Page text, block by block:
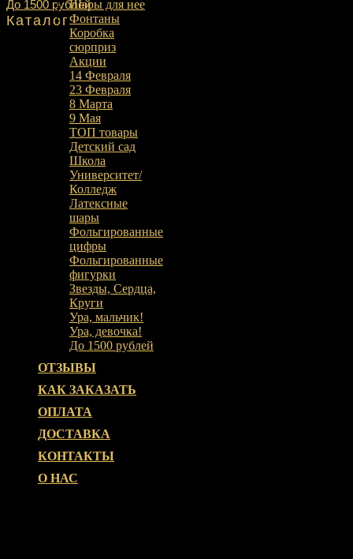
До 1500 рублей
Каталог
Шары для нее
Фонтаны
Коробка
сюрприз
Акции
14 Февраля
23 Февраля
8 Марта
9 Мая
ТОП товары
Детский сад
Школа
Университет/
Колледж
Латексные
шары
Фольгированные
цифры
Фольгированные
фигурки
Звезды, Сердца,
Круги
Ура, мальчик!
Ура, девочка!
До 1500 рублей
ОТЗЫВЫ
КАК ЗАКАЗАТЬ
ОПЛАТА
ДОСТАВКА
КОНТАКТЫ
О НАС